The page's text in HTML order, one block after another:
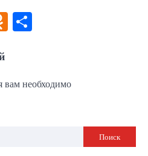
Odnoklassniki
вам необходимо
Поиск